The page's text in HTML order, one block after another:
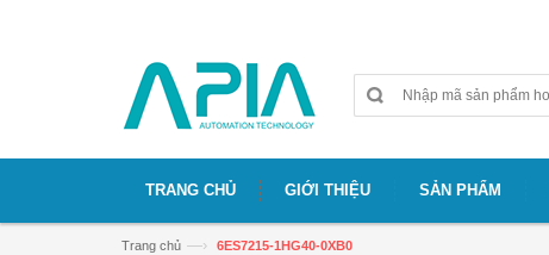
TRANG CHỦ GIỚI THIỆU SẢN PHẨM
Trang chủ —› 6ES7215-1HG40-0XB0